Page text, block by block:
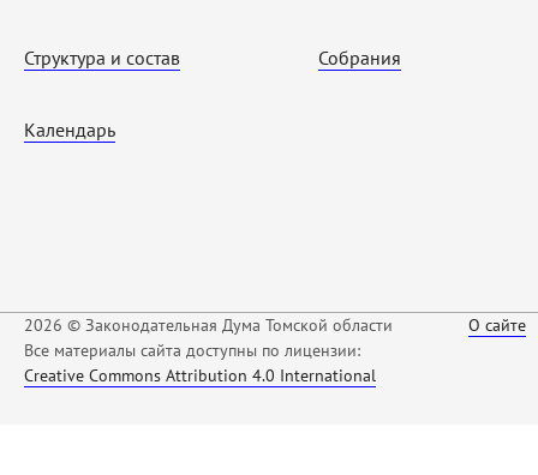
Структура и состав
Календарь
Собрания
2026 © Законодательная Дума Томской области
Все материалы сайта доступны по лицензии:
Creative Commons Attribution 4.0 International
О сайте